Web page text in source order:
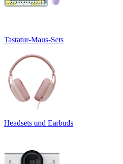
Tastatur-Maus-Sets
Headsets und Earbuds